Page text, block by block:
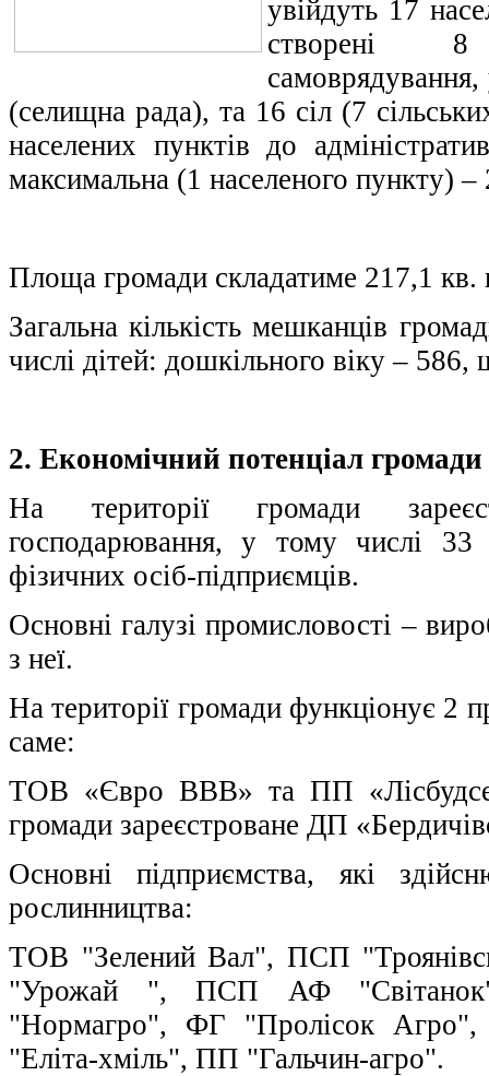
увійдуть 17
створені 8
(селищна рада), та 16 сіл (7
населених пунктів до
максимальна (1 населеного пункту)
Площа громади складатиме 217,1 кв.
Загальна кількість мешканців
числі дітей: дошкільного віку – 586,
2. Економічний потенціал громади
На території громади
господарювання, у тому числі
фізичних осіб-підприємців.
Основні галузі промисловості –
з неї.
На території громади функціонує 2
саме:
ТОВ «Євро ВВВ» та ПП
громади зареєстроване ДП
Основні підприємства, які
рослинництва:
ТОВ "Зелений Вал", ПСП
"Урожай ", ПСП АФ
"Нормагро", ФГ "Пролісок
"Еліта-хміль", ПП "Гальчин-агро".